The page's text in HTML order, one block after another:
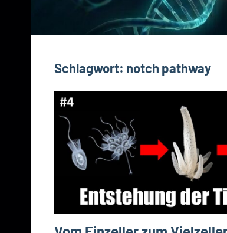
Schlagwort: notch pathway